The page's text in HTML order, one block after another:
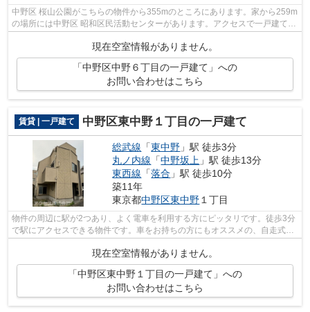
中野区 桜山公園がこちらの物件から355mのところにあります。家から259m
の場所には中野区 昭和区民活動センターがあります。アクセスで一戸建てを
現在空室情報がありません。
「中野区中野６丁目の一戸建て」への
お問い合わせはこちら
賃貸 | 一戸建て 中野区東中野１丁目の一戸建て
総武線 「東中野 」駅 徒歩3分
丸ノ内線 「中野坂上 」駅 徒歩13分
東西線 「落合 」駅 徒歩10分
築11年
東京都中野区東中野 １丁目
物件の周辺に駅が2つあり、よく電車を利用する方にピッタリです。徒歩3分
で駅にアクセスできる物件です。車をお持ちの方にもオススメの、自走式駐
現在空室情報がありません。
「中野区東中野１丁目の一戸建て」への
お問い合わせはこちら